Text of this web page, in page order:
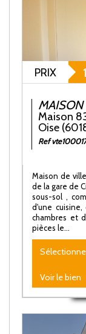
PRIX
MAISON
Maison
Oise
Ref
Maison de
de la gare de
sous-sol ,
d'une
chambres et
pièces le...
Voir le bien